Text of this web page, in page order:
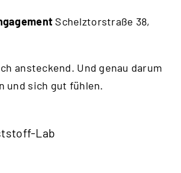
Schelztorstraße 38,
ansteckend. Und genau darum
und sich gut fühlen.
Lab